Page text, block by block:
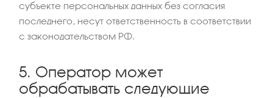
субъекте персональных данных без согласия
последнего, несут ответственность в соответствии
с законодательством РФ.
5. Оператор может
обрабатывать следующие